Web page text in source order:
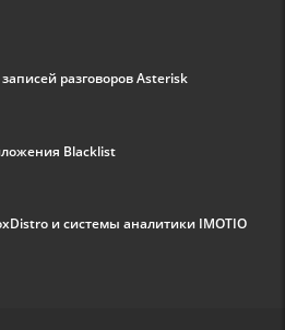
разговоров Asterisk
Blacklist
и системы аналитики IMOTIO